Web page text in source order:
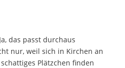
das passt durchaus
nur, weil sich in Kirchen an
Plätzchen finden